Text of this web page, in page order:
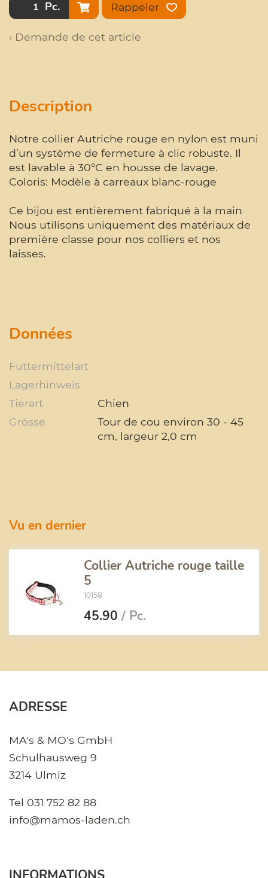
Pc. Rappeler
› Demande de cet article
Description
Notre collier Autriche rouge en nylon est muni
d’un système de fermeture à clic robuste. Il
est lavable à 30°C en housse de lavage.
Coloris: Modèle à carreaux blanc-rouge
Ce bijou est entièrement fabriqué à la main
Nous utilisons uniquement des matériaux de
première classe pour nos colliers et nos
laisses.
Données
Futtermittelart
Lagerhinweis
Tierart
Chien
Grösse
Tour de cou environ 30 - 45
cm, largeur 2,0 cm
Vu en dernier
Collier Autriche rouge taille
5
10158
45.90 / Pc.
ADRESSE
MA's & MO's GmbH
Schulhausweg 9
3214 Ulmiz
Tel 031 752 82 88
info@mamos-laden.ch